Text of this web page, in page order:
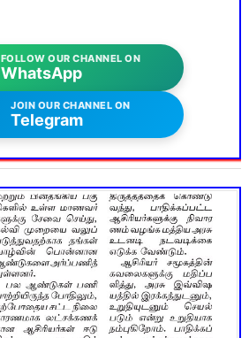
FOLLOW OUR CHANNEL ON
WhatsApp
JOIN OUR CHANNEL ON
Telegram